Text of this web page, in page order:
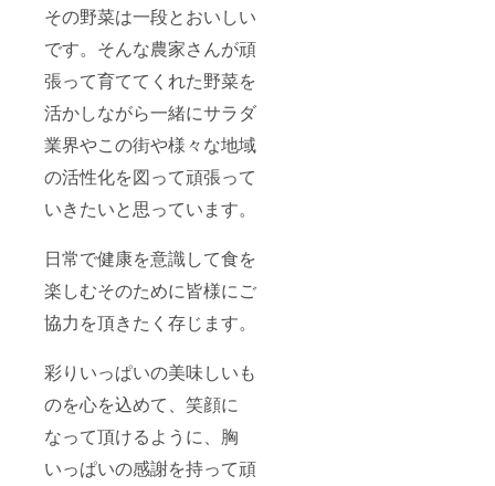
その野菜は一段とおいしい
です。そんな農家さんが頑
張って育ててくれた野菜を
活かしながら一緒にサラダ
業界やこの街や様々な地域
の活性化を図って頑張って
いきたいと思っています。
日常で健康を意識して食を
楽しむそのために皆様にご
協力を頂きたく存じます。
彩りいっぱいの美味しいも
のを心を込めて、笑顔に
なって頂けるように、胸
いっぱいの感謝を持って頑